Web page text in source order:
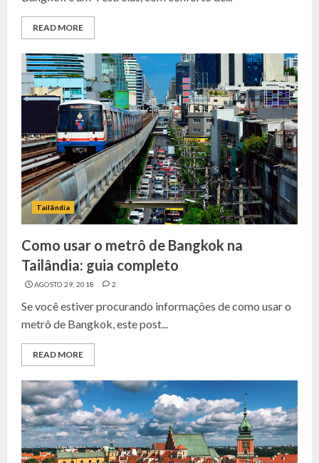
READ MORE
Tailândia
Como usar o metrô de Bangkok na
Tailândia: guia completo
AGOSTO 29, 2018 2
Se você estiver procurando informações de como usar o
metrô de Bangkok, este post...
READ MORE